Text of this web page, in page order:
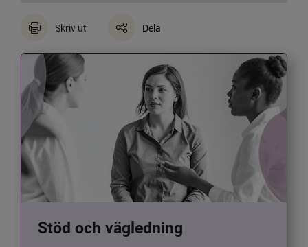
Skriv ut Dela
Stöd och vägledning